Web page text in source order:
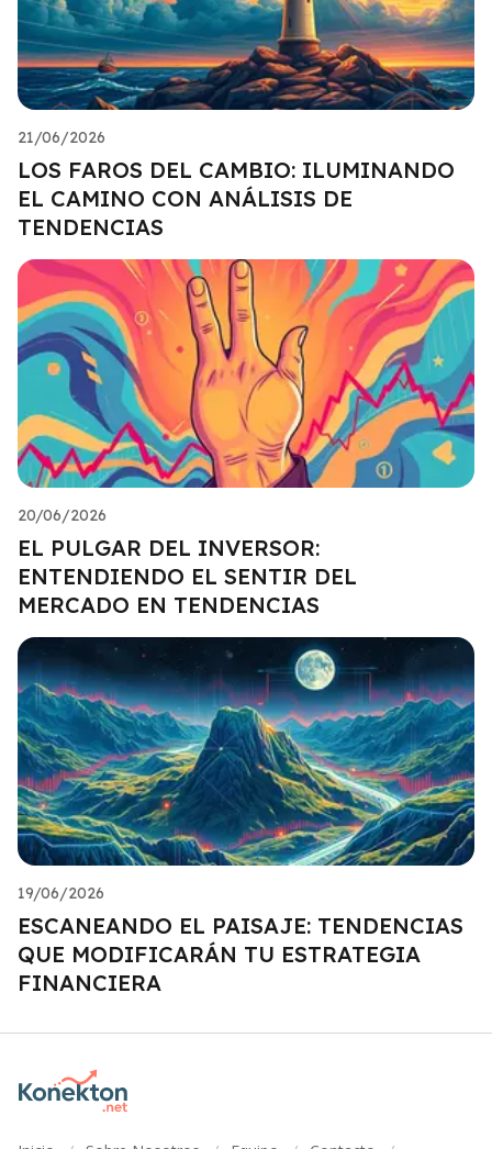
21/06/2026
LOS FAROS DEL CAMBIO: ILUMINANDO
EL CAMINO CON ANÁLISIS DE
TENDENCIAS
20/06/2026
EL PULGAR DEL INVERSOR:
ENTENDIENDO EL SENTIR DEL
MERCADO EN TENDENCIAS
19/06/2026
ESCANEANDO EL PAISAJE: TENDENCIAS
QUE MODIFICARÁN TU ESTRATEGIA
FINANCIERA